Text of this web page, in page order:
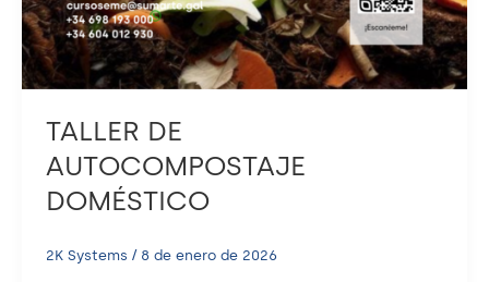
TALLER DE
AUTOCOMPOSTAJE
DOMÉSTICO
2K Systems / 8 de enero de 2026